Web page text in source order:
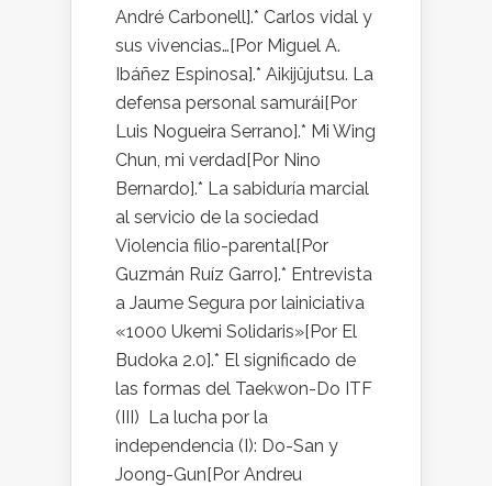
André Carbonell].* Carlos vidal y
sus vivencias…[Por Miguel A.
Ibáñez Espinosa].* Aikijûjutsu. La
defensa personal samurái[Por
Luis Nogueira Serrano].* Mi Wing
Chun, mi verdad[Por Nino
Bernardo].* La sabiduría marcial
al servicio de la sociedad
Violencia filio-parental[Por
Guzmán Ruíz Garro].* Entrevista
a Jaume Segura por lainiciativa
«1000 Ukemi Solidaris»[Por El
Budoka 2.0].* El significado de
las formas del Taekwon-Do ITF
(III) La lucha por la
independencia (I): Do-San y
Joong-Gun[Por Andreu